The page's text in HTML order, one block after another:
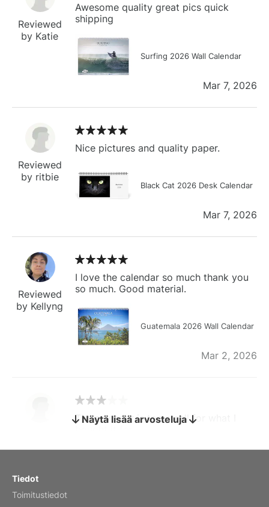
Reviewed
by Katie
Awesome quality great pics quick
shipping
Surfing 2026 Wall Calendar
Mar 7, 2026
Reviewed
by ritbie
Nice pictures and quality paper.
Black Cat 2026 Desk Calendar
Mar 7, 2026
Reviewed
by Kellyng
I love the calendar so much thank you
so much. Good material.
Guatemala 2026 Wall Calendar
Mar 2, 2026
by charles
The calendar is too small for what I
bought it for
Näytä lisää arvosteluja
Tiedot
Toimitustiedot